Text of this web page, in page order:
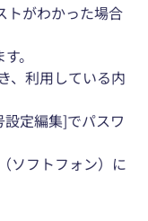
トがわかった場合
。
、利用している内
定編集]でパスワ
ソフトフォン）に